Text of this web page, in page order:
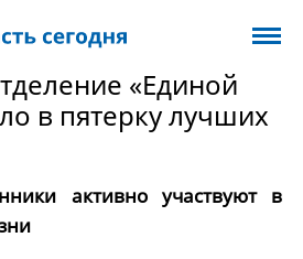
«Единой
в пятерку лучших
активно участвуют в